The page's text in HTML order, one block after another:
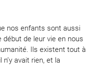
nos enfants sont aussi
de leur vie en nous
Ils existent tout à
avait rien, et la